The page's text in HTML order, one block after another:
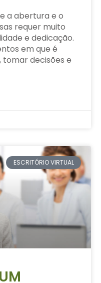
a abertura e o
requer muito
e dedicação.
em que é
tomar decisões e
ESCRITÓRIO VIRTUAL